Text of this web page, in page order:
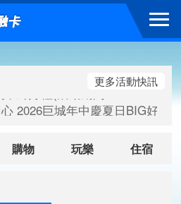
郵好禮(活動期間：115/08/07-
第2波 刷卡郵好禮(活動期間：
郵好禮(活動期間：115/08/07-
2026巨城年中慶夏日BIG好刷(
更多活動快訊
購物 玩樂 住宿